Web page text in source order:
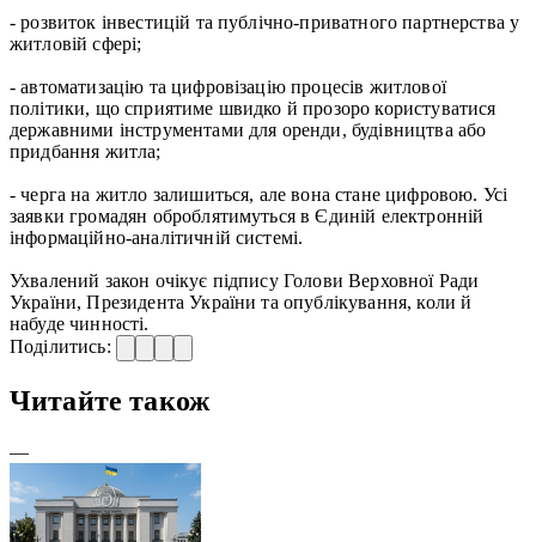
- розвиток інвестицій та публічно-приватного партнерства у
житловій сфері;
- автоматизацію та цифровізацію процесів житлової
політики, що сприятиме швидко й прозоро користуватися
державними інструментами для оренди, будівництва або
придбання житла;
- черга на житло залишиться, але вона стане цифровою. Усі
заявки громадян оброблятимуться в Єдиній електронній
інформаційно-аналітичній системі.
Ухвалений закон очікує підпису Голови Верховної Ради
України, Президента України та опублікування, коли й
набуде чинності.
Поділитись:
Читайте також
—